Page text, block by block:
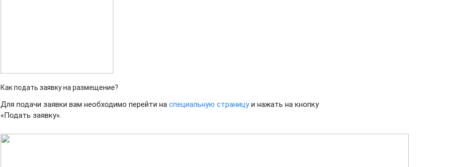
Как подать заявку на размещение?
Для подачи заявки вам необходимо перейти наспециальную страницуи нажать на кнопку
«Подать заявку».